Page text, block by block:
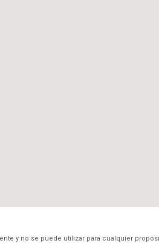
y no se puede utilizar para cualquier